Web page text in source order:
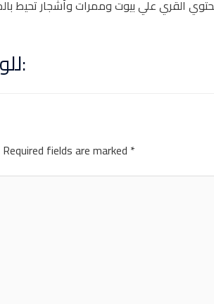
للوصول لقرية المعتق الاثرية:
Required fields are marked *